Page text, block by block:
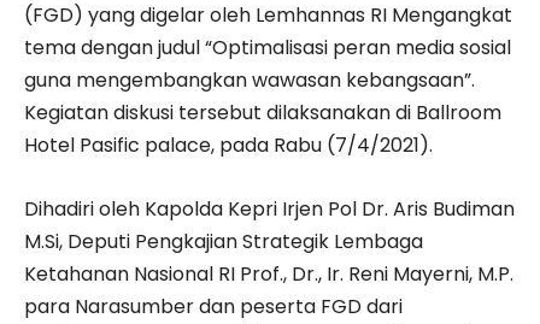
(FGD) yang digelar oleh Lemhannas RI Mengangkat
tema dengan judul “Optimalisasi peran media sosial
guna mengembangkan wawasan kebangsaan”.
Kegiatan diskusi tersebut dilaksanakan di Ballroom
Hotel Pasific palace, pada Rabu (7/4/2021).
Dihadiri oleh Kapolda Kepri Irjen Pol Dr. Aris Budiman
M.Si, Deputi Pengkajian Strategik Lembaga
Ketahanan Nasional RI Prof., Dr., Ir. Reni Mayerni, M.P.
para Narasumber dan peserta FGD dari